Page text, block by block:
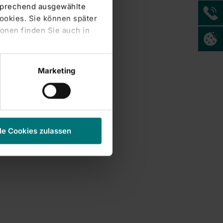
ausgewählte
Sie können später
finden Sie auch in
Marketing
Cookies zulassen